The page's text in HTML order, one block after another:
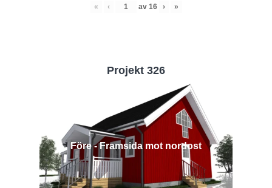
« ‹ av 16 › »
Projekt 326
Före - Framsida mot nordost